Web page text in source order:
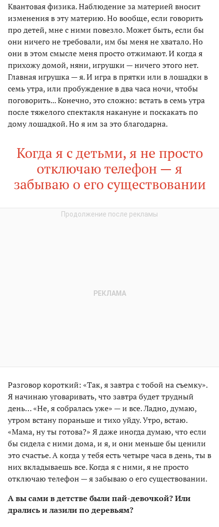
Квантовая физика. Наблюдение за материей вносит
изменения в эту материю. Но вообще, если говорить
про детей, мне с ними повезло. Может быть, если бы
они ничего не требовали, им бы меня не хватало. Но
они в этом смысле меня просто отжимают. И когда я
прихожу домой, няни, игрушки — ничего этого нет.
Главная игрушка — я. И игра в прятки или в лошадки в
семь утра, или пробуждение в два часа ночи, чтобы
поговорить... Конечно, это сложно: встать в семь утра
после тяжелого спектакля накануне и поскакать по
дому лошадкой. Но я им за это благодарна.
Когда я с детьми, я не просто
отключаю телефон — я
забываю о его существовании
Разговор короткий: «Так, я завтра с тобой на съемку».
Я начинаю уговаривать, что завтра будет трудный
день… «Не, я собралась уже» — и все. Ладно, думаю,
утром встану пораньше и тихо уйду. Утро, встаю.
«Мама, ну ты готова?» Я даже иногда думаю, что если
бы сидела с ними дома, и я, и они меньше бы ценили
это счастье. А когда у тебя есть четыре часа в день, ты в
них вкладываешь все. Когда я с ними, я не просто
отключаю телефон — я забываю о его существовании.
А вы сами в детстве были пай-девочкой? Или
дрались и лазили по деревьям?